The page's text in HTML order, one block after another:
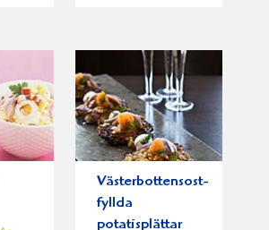
Västerbottensost-
fyllda
potatisplättar